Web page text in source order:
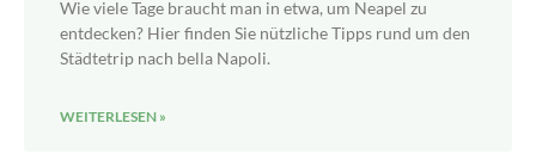
Wie viele Tage braucht man in etwa, um Neapel zu
entdecken? Hier finden Sie nützliche Tipps rund um den
Städtetrip nach bella Napoli.
WEITERLESEN »